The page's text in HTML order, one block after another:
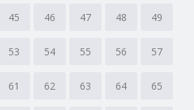
45 46 47 48 49
53 54 55 56 57
61 62 63 64 65